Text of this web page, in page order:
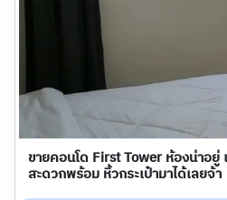
ขายคอนโด First​ Tower​ ห้องน่าอยู่
สะดวกพร้อม หิ้วกระเป๋ามาได้เลยจ้า